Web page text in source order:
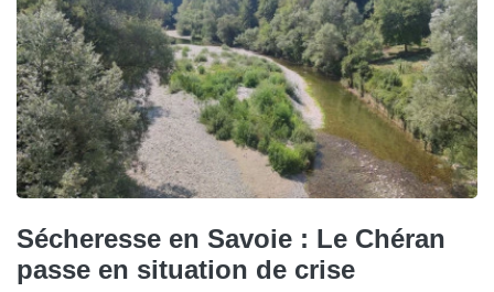
Sécheresse en Savoie : Le Chéran
passe en situation de crise